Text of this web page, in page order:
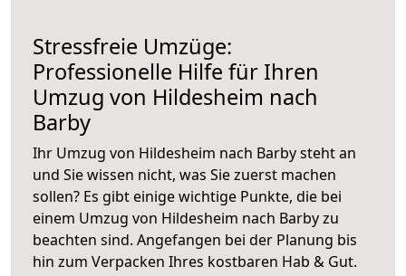
Stressfreie Umzüge:
Professionelle Hilfe für Ihren
Umzug von Hildesheim nach
Barby
Ihr Umzug von Hildesheim nach Barby steht an
und Sie wissen nicht, was Sie zuerst machen
sollen? Es gibt einige wichtige Punkte, die bei
einem Umzug von Hildesheim nach Barby zu
beachten sind. Angefangen bei der Planung bis
hin zum Verpacken Ihres kostbaren Hab & Gut.